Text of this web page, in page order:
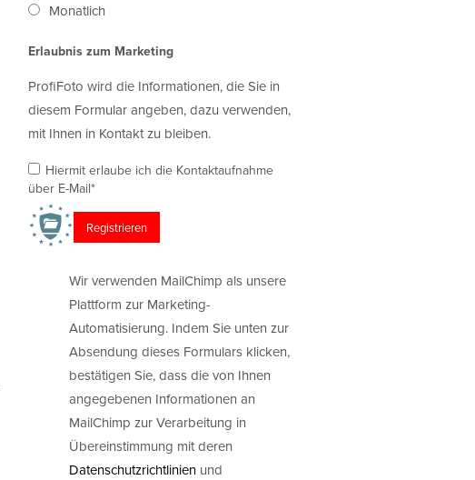
Monatlich
Erlaubnis zum Marketing
ProfiFoto wird die Informationen, die Sie in
diesem Formular angeben, dazu verwenden,
mit Ihnen in Kontakt zu bleiben.
Hiermit erlaube ich die Kontaktaufnahme
über E-Mail*
Wir verwenden MailChimp als unsere
Plattform zur Marketing-
Automatisierung. Indem Sie unten zur
Absendung dieses Formulars klicken,
bestätigen Sie, dass die von Ihnen
angegebenen Informationen an
MailChimp zur Verarbeitung in
Übereinstimmung mit deren
Datenschutzrichtlinien und